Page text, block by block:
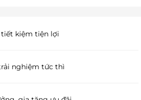
tiết kiệm tiện lợi
nghiệm tức thì